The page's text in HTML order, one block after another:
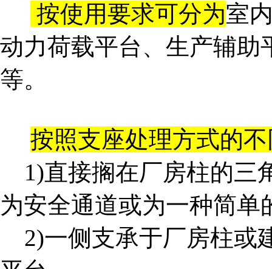
按使用要求可分为室
动力荷载平台、生产辅助
等。
按照支座处理方式的
1)直接搁在厂房柱的三
为安全通道或为一种简单
2)一侧支承于厂房柱或